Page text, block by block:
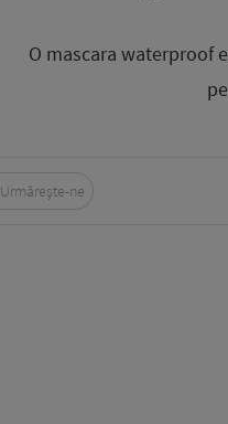
O mascara waterproof
Urmărește-ne